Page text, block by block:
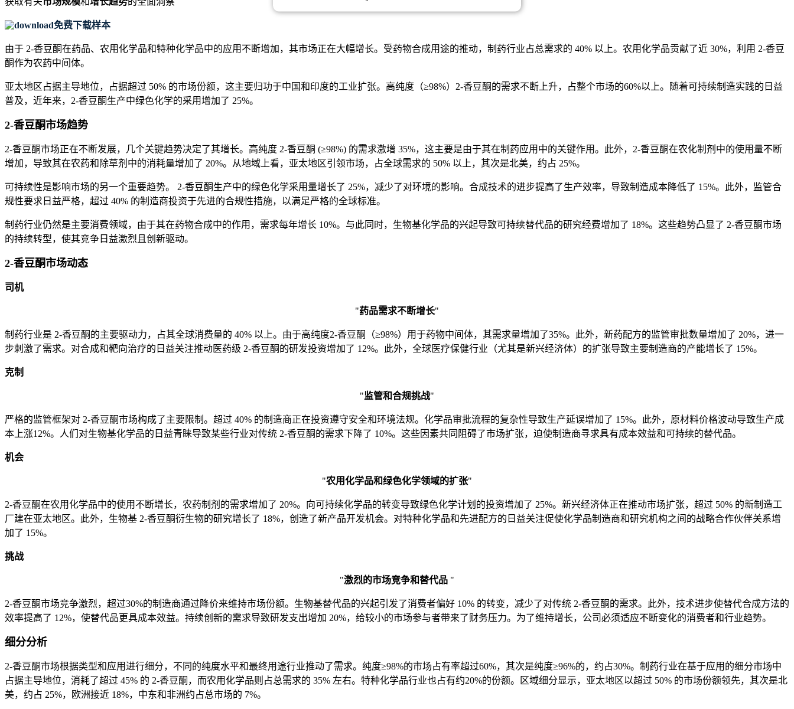
免费下载样本
由于 2-香豆酮在药品、农用化学品和特种化学品中的应用不断增加，其市场正在大幅增长。受药物合成用途的推动，制药行业占总需求的 40% 以上。农用化学品贡献了近 30%，利用 2-香豆
酮作为农药中间体。
亚太地区占据主导地位，占据超过 50% 的市场份额，这主要归功于中国和印度的工业扩张。高纯度（≥98%）2-香豆酮的需求不断上升，占整个市场的60%以上。随着可持续制造实践的日益
普及，近年来，2-香豆酮生产中绿色化学的采用增加了 25%。
2-香豆酮市场趋势
2-香豆酮市场正在不断发展，几个关键趋势决定了其增长。高纯度 2-香豆酮 (≥98%) 的需求激增 35%，这主要是由于其在制药应用中的关键作用。此外，2-香豆酮在农化制剂中的使用量不断
增加，导致其在农药和除草剂中的消耗量增加了 20%。从地域上看，亚太地区引领市场，占全球需求的 50% 以上，其次是北美，约占 25%。
可持续性是影响市场的另一个重要趋势。 2-香豆酮生产中的绿色化学采用量增长了 25%，减少了对环境的影响。合成技术的进步提高了生产效率，导致制造成本降低了 15%。此外，监管合
规性要求日益严格，超过 40% 的制造商投资于先进的合规性措施，以满足严格的全球标准。
制药行业仍然是主要消费领域，由于其在药物合成中的作用，需求每年增长 10%。与此同时，生物基化学品的兴起导致可持续替代品的研究经费增加了 18%。这些趋势凸显了 2-香豆酮市场
的持续转型，使其竞争日益激烈且创新驱动。
2-香豆酮市场动态
司机
"药品需求不断增长"
制药行业是 2-香豆酮的主要驱动力，占其全球消费量的 40% 以上。由于高纯度2-香豆酮（≥98%）用于药物中间体，其需求量增加了35%。此外，新药配方的监管审批数量增加了 20%，进一
步刺激了需求。对合成和靶向治疗的日益关注推动医药级 2-香豆酮的研发投资增加了 12%。此外，全球医疗保健行业（尤其是新兴经济体）的扩张导致主要制造商的产能增长了 15%。
克制
"监管和合规挑战"
严格的监管框架对 2-香豆酮市场构成了主要限制。超过 40% 的制造商正在投资遵守安全和环境法规。化学品审批流程的复杂性导致生产延误增加了 15%。此外，原材料价格波动导致生产成
本上涨12%。人们对生物基化学品的日益青睐导致某些行业对传统 2-香豆酮的需求下降了 10%。这些因素共同阻碍了市场扩张，迫使制造商寻求具有成本效益和可持续的替代品。
机会
"农用化学品和绿色化学领域的扩张"
2-香豆酮在农用化学品中的使用不断增长，农药制剂的需求增加了 20%。向可持续化学品的转变导致绿色化学计划的投资增加了 25%。新兴经济体正在推动市场扩张，超过 50% 的新制造工
厂建在亚太地区。此外，生物基 2-香豆酮衍生物的研究增长了 18%，创造了新产品开发机会。对特种化学品和先进配方的日益关注促使化学品制造商和研究机构之间的战略合作伙伴关系增
加了 15%。
挑战
"激烈的市场竞争和替代品 "
2-香豆酮市场竞争激烈，超过30%的制造商通过降价来维持市场份额。生物基替代品的兴起引发了消费者偏好 10% 的转变，减少了对传统 2-香豆酮的需求。此外，技术进步使替代合成方法的
效率提高了 12%，使替代品更具成本效益。持续创新的需求导致研发支出增加 20%，给较小的市场参与者带来了财务压力。为了维持增长，公司必须适应不断变化的消费者和行业趋势。
细分分析
2-香豆酮市场根据类型和应用进行细分，不同的纯度水平和最终用途行业推动了需求。纯度≥98%的市场占有率超过60%，其次是纯度≥96%的，约占30%。制药行业在基于应用的细分市场中
占据主导地位，消耗了超过 45% 的 2-香豆酮，而农用化学品则占总需求的 35% 左右。特种化学品行业也占有约20%的份额。区域细分显示，亚太地区以超过 50% 的市场份额领先，其次是北
美，约占 25%，欧洲接近 18%，中东和非洲约占总市场的 7%。